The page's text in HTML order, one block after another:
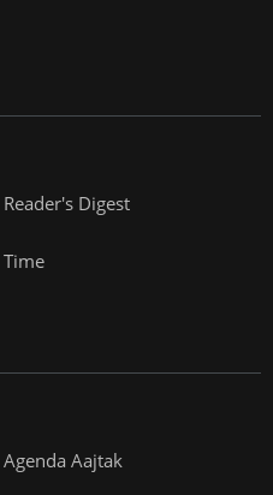
Reader's Digest
Time
Agenda Aajtak